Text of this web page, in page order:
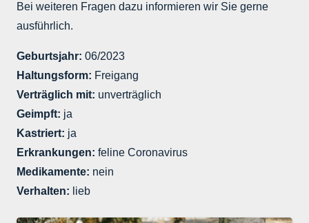
Bei weiteren Fragen dazu informieren wir Sie gerne
ausführlich.
Geburtsjahr: 06/2023
Haltungsform: Freigang
Verträglich mit: unverträglich
Geimpft: ja
Kastriert: ja
Erkrankungen: feline Coronavirus
Medikamente: nein
Verhalten: lieb